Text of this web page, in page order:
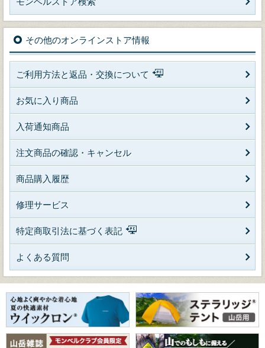
その他のオンラインストア情報
ご利用方法と返品・交換について
お気に入り商品
入荷通知商品
注文商品の確認・キャンセル
商品購入履歴
修理サービス
特定商取引法に基づく表記
よくある質問